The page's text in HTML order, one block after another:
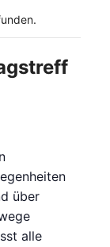
über
alle